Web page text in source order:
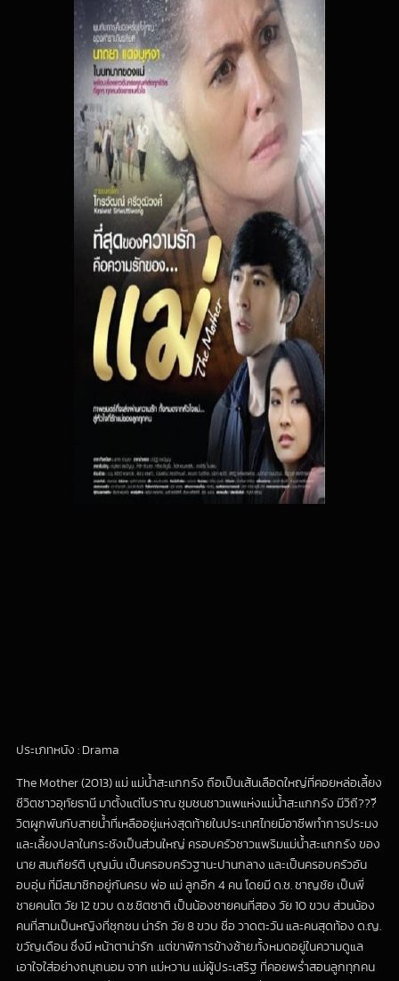
ประเภทหนัง : Drama
The Mother (2013) แม่ แม่น้ำสะแกกรัง ถือเป็นเส้นเลือดใหญ่ที่คอยหล่อเลี้ยง
ชีวิตชาวอุทัยธานี มาตั้งแต่โบราณ ชุมชนชาวแพแห่งแม่น้ำสะแกกรัง มีวิถี???ี
วิตผูกพันกับสายน้ำที่เหลืออยู่แห่งสุดท้ายในประเทศไทยมีอาชีพทำการประมง
และเลี้ยงปลาในกระชังเป็นส่วนใหญ่ ครอบครัวชาวแพริมแม่น้ำสะแกกรัง ของ
นาย สมเกียร์ติ บุญมั่น เป็นครอบครัวฐานะปานกลาง และเป็นครอบครัวอัน
อบอุ่น ที่มีสมาชิกอยู่กันครบ พ่อ แม่ ลูกอีก 4 คน โดยมี ด.ช. ชาญชัย เป็นพี่
ชายคนโต วัย 12 ขวบ ด.ช.ชิตชาติ เป็นน้องชายคนที่สอง วัย 10 ขวบ ส่วนน้อง
คนที่สามเป็นหญิงที่ซุกซน น่ารัก วัย 8 ขวบ ชื่อ วาดตะวัน และคนสุดท้อง ด.ญ.
ขวัญเดือน ซึ่งมี หน้าตาน่ารัก .แต่ขาพิการข้างซ้าย.ทั้งหมดอยู่ในความดูแล
เอาใจใส่อย่างถนุถนอม จาก แม่หวาน แม่ผู้ประเสริฐ ที่คอยพร่ำสอนลูกทุกคน